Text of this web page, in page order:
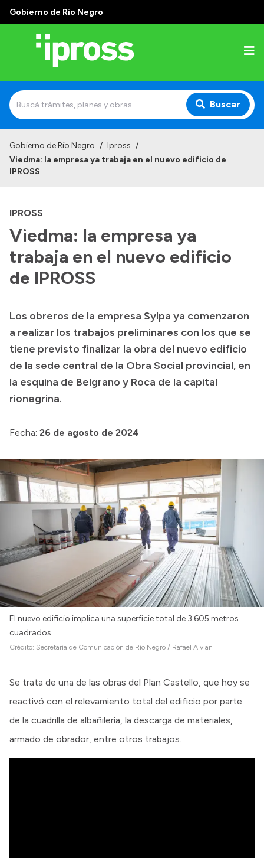
Gobierno de Río Negro
Buscar
Institucional
Autoridades
Delegaciones
Consultorios Propios
Presentación CV
Transparencia
Inversión en Salud
Licitaciones
Consulta de expedientes
Gobierno de Río Negro / Ipross /
Viedma: la empresa ya trabaja en el nuevo edificio de
IPROSS
IPROSS
Viedma: la empresa ya
trabaja en el nuevo edificio
de IPROSS
Los obreros de la empresa Sylpa ya comenzaron
a realizar los trabajos preliminares con los que se
tiene previsto finalizar la obra del nuevo edificio
de la sede central de la Obra Social provincial, en
la esquina de Belgrano y Roca de la capital
rionegrina.
Fecha: 26 de agosto de 2024
El nuevo edificio implica una superficie total de 3.605 metros
cuadrados.
Crédito: Secretaría de Comunicación de Río Negro / Rafael Alvian
Se trata de una de las obras del Plan Castello, que hoy se
reactivó con el relevamiento total del edificio por parte
de la cuadrilla de albañilería, la descarga de materiales,
armado de obrador, entre otros trabajos.